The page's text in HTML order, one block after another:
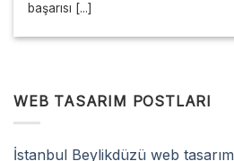
başarısı [...]
WEB TASARIM POSTLARI
İstanbul Beylikdüzü web tasarım